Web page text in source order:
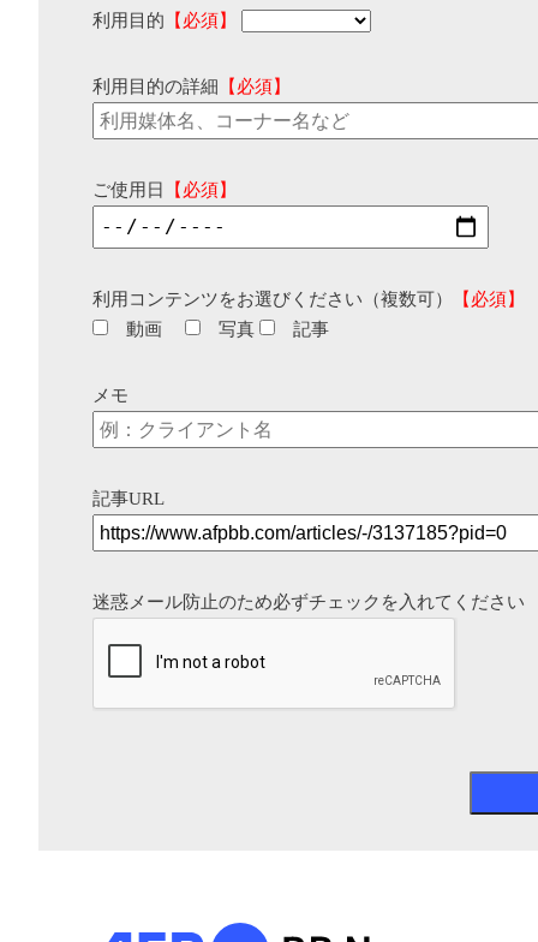
利用目的 【必須】
利用目的の詳細 【必須】
ご使用日 【必須】
利用コンテンツをお選びください（複数可）
【必須】
動画
写真 記事
メモ
記事URL
迷惑メール防止のため必ずチェックを入れてください